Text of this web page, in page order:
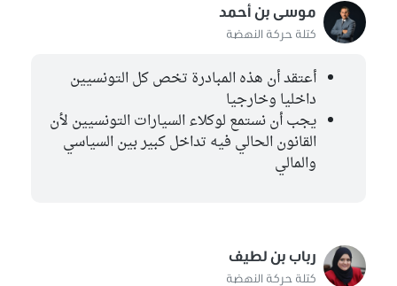
موسى بن أحمد
كتلة حركة النهضة
أعتقد أن هذه المبادرة تخص كل التونسيين
داخليا وخارجيا
يجب أن نستمع لوكلاء السيارات التونسيين لأن
القانون الحالي فيه تداخل كبير بين السياسي
والمالي
رباب بن لطيف
كتلة حركة النهضة